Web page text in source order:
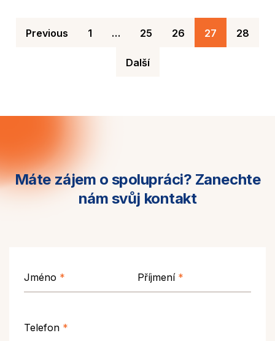
Previous 1 … 25 26 27 28
Další
Máte zájem o spolupráci? Zanechte
nám svůj kontakt
Jméno * Příjmení *
Telefon *